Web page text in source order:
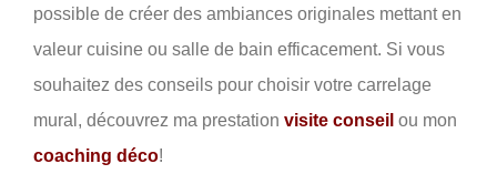
possible de créer des ambiances originales mettant en
valeur cuisine ou salle de bain efficacement. Si vous
souhaitez des conseils pour choisir votre carrelage
mural, découvrez ma prestation visite conseil ou mon
coaching déco!